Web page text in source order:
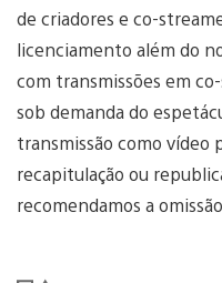
de criadores e co-
licenciamento além do
com transmissões em
sob demanda do
transmissão como vídeo
recapitulação ou
recomendamos a